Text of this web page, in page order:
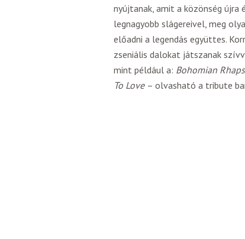
nyújtanak, amit a közönség újra
legnagyobb slágereivel, meg
előadni a legendás együttes.
zseniális dalokat játszanak
mint például a: Bohomian
To Love – olvasható a tribute